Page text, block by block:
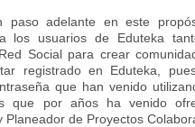
paso adelante en este
los usuarios de Eduteka
Social para crear
registrado en Eduteka,
que han venido
que por años ha venido
de Proyectos